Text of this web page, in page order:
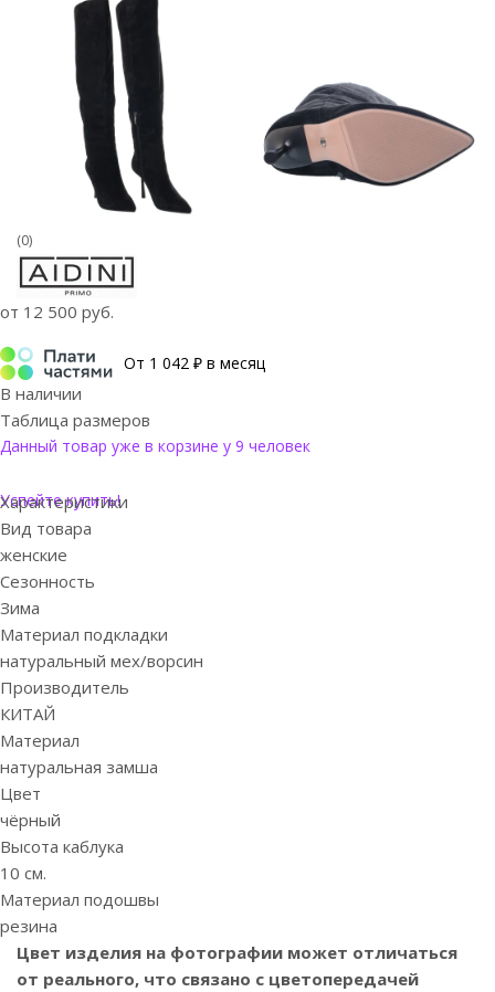
(0)
от 12 500 руб.
От 1 042 ₽ в месяц
В наличии
Таблица размеров
Данный товар уже в корзине у 9 человек
Успейте купить!
Характеристики
Вид товара
женские
Сезонность
Зима
Материал подкладки
натуральный мех/ворсин
Производитель
КИТАЙ
Материал
натуральная замша
Цвет
чёрный
Высота каблука
10 см.
Материал подошвы
резина
Цвет изделия на фотографии может отличаться
от реального, что связано с цветопередачей